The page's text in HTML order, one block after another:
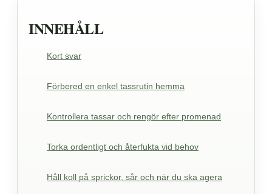
INNEHÅLL
Kort svar
Förbered en enkel tassrutin hemma
Kontrollera tassar och rengör efter promenad
Torka ordentligt och återfukta vid behov
Håll koll på sprickor, sår och när du ska agera